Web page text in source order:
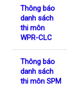
Thông báo
danh sách
thi môn
WPR-CLC
Thông báo
danh sách
thi môn SPM